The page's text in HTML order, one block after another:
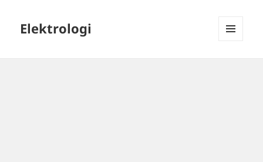
Elektrologi